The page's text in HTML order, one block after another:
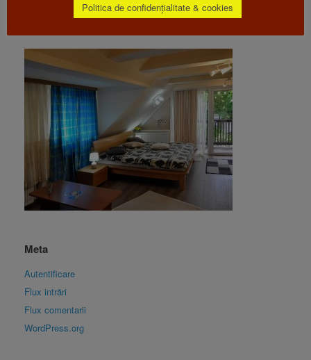
Meta
Autentificare
Flux intrări
Flux comentarii
WordPress.org
Politica de confidențialitate & cookies